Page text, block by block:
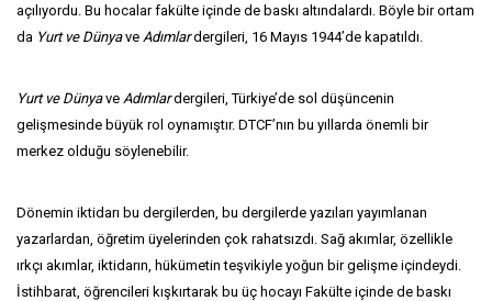
açılıyordu. Bu hocalar fakülte içinde de baskı altındalardı. Böyle bir ortam
da Yurt ve Dünyave Adımlardergileri, 16 Mayıs 1944’de kapatıldı.
Yurt ve Dünyave Adımlardergileri, Türkiye’de sol düşüncenin
gelişmesinde büyük rol oynamıştır. DTCF’nın bu yıllarda önemli bir
merkez olduğu söylenebilir.
Dönemin iktidarı bu dergilerden, bu dergilerde yazıları yayımlanan
yazarlardan, öğretim üyelerinden çok rahatsızdı. Sağ akımlar, özellikle
ırkçı akımlar, iktidarın, hükümetin teşvikiyle yoğun bir gelişme içindeydi.
İstihbarat, öğrencileri kışkırtarak bu üç hocayı Fakülte içinde de baskı